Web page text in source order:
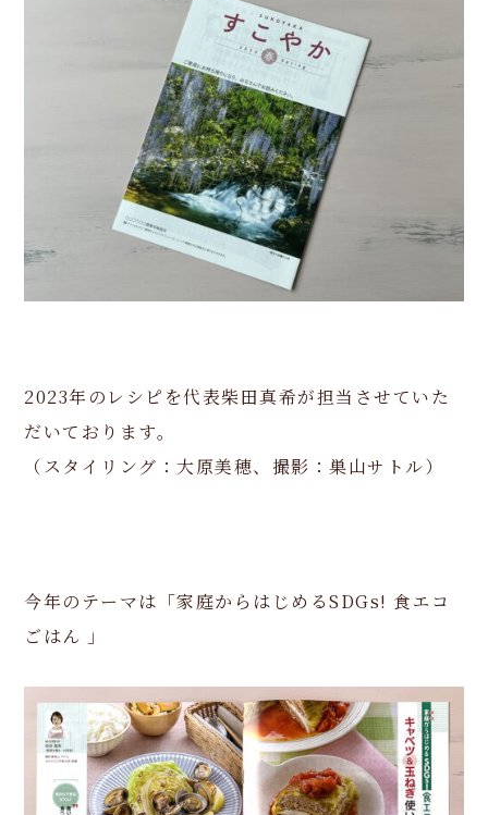
2023年のレシピを代表柴田真希が担当させていた
だいております。
（スタイリング：大原美穂、撮影：巣山サトル）
今年のテーマは「家庭からはじめるSDGs! 食エコ
ごはん 」